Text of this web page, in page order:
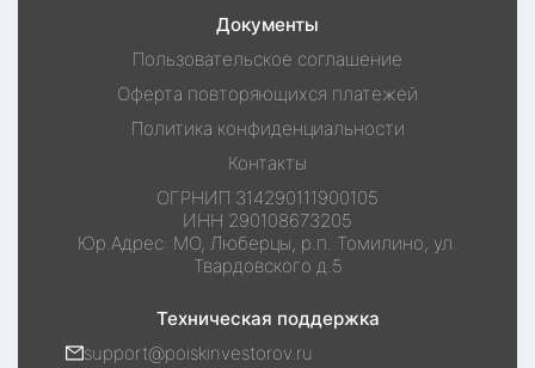
Документы
Пользовательское соглашение
Оферта повторяющихся платежей
Политика конфиденциальности
Контакты
ОГРНИП 314290111900105
ИНН 290108673205
Юр.Адрес: МО, Люберцы, р.п. Томилино, ул.
Твардовского д.5
Техническая поддержка
support@poiskinvestorov.ru